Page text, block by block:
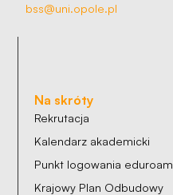
bss@uni.opole.pl
Na skróty
Rekrutacja
Kalendarz akademicki
Punkt logowania eduroam
Krajowy Plan Odbudowy